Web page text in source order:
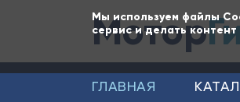
Мы используем файлы
сервис и делать
Мотор
ГЛАВНАЯ